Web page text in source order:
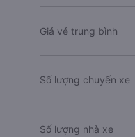
Giá vé trung bình
Số lượng chuyến xe
Số lượng nhà xe